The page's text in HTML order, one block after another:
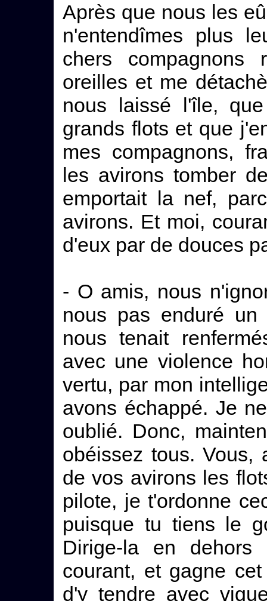
Après que nous les
n'entendîmes plus
chers
oreilles et me
nous laissé l'île,
grands flots et que
mes compagnons,
les avirons tomber
emportait la nef,
avirons. Et moi,
d'eux par de douces
- O amis, nous
nous pas enduré
nous tenait
avec une violence
vertu, par mon
avons échappé. Je
oublié. Donc,
obéissez tous. Vous,
de vos avirons les
pilote, je t'ordonne
puisque tu tiens le
Dirige-la en
courant, et gagne
d'y tendre avec